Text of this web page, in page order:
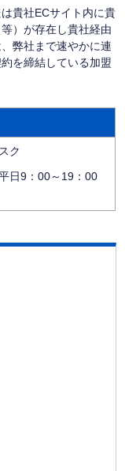
貴社ECサイト内に貴
）が存在し貴社経由
弊社まで速やかに連
を締結している加盟
ク
平日9：00～19：00